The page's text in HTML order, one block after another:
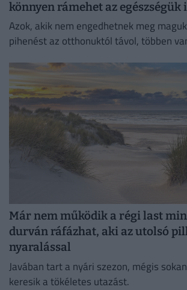
könnyen rámehet az egészségük
Azok, akik nem engedhetnek meg
pihenést az otthonuktól távol, többen
Már nem működik a régi last
durván ráfázhat, aki az utolsó
nyaralással
Javában tart a nyári szezon, mégis
keresik a tökéletes utazást.